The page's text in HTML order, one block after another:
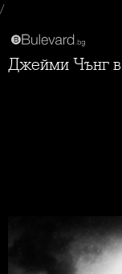
/
Джейми Чънг